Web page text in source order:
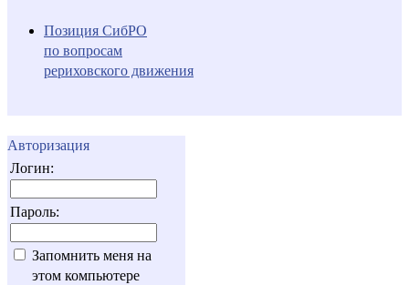
Позиция СибРО
по вопросам
рериховского движения
Авторизация
Логин:
Пароль:
Запомнить меня на
этом компьютере